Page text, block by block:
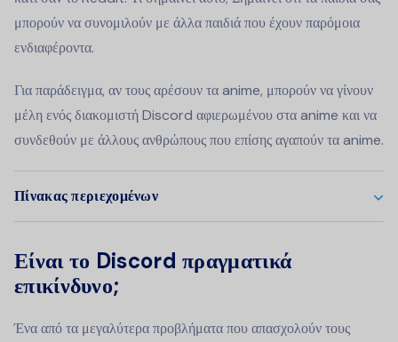
μπορούν να συνομιλούν με άλλα παιδιά που έχουν παρόμοια
ενδιαφέροντα.
Για παράδειγμα, αν τους αρέσουν τα anime, μπορούν να γίνουν
μέλη ενός διακομιστή Discord αφιερωμένου στα anime και να
συνδεθούν με άλλους ανθρώπους που επίσης αγαπούν τα anime.
Πίνακας περιεχομένων
Είναι το Discord πραγματικά
επικίνδυνο;
Ένα από τα μεγαλύτερα προβλήματα που απασχολούν τους